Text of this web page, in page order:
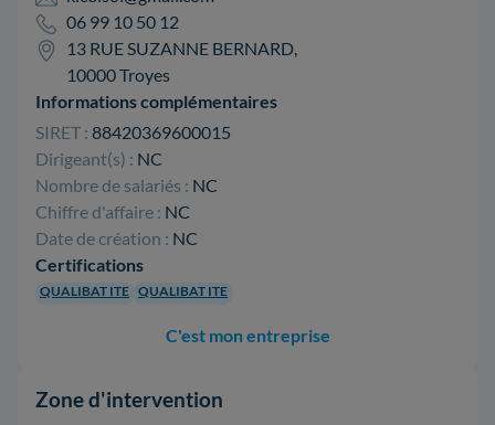
06 99 10 50 12
13 RUE SUZANNE BERNARD,
10000 Troyes
Informations complémentaires
SIRET : 88420369600015
Dirigeant(s) : NC
Nombre de salariés : NC
Chiffre d'affaire : NC
Date de création : NC
Certifications
QUALIBAT ITE QUALIBAT ITE
C'est mon entreprise
Zone d'intervention